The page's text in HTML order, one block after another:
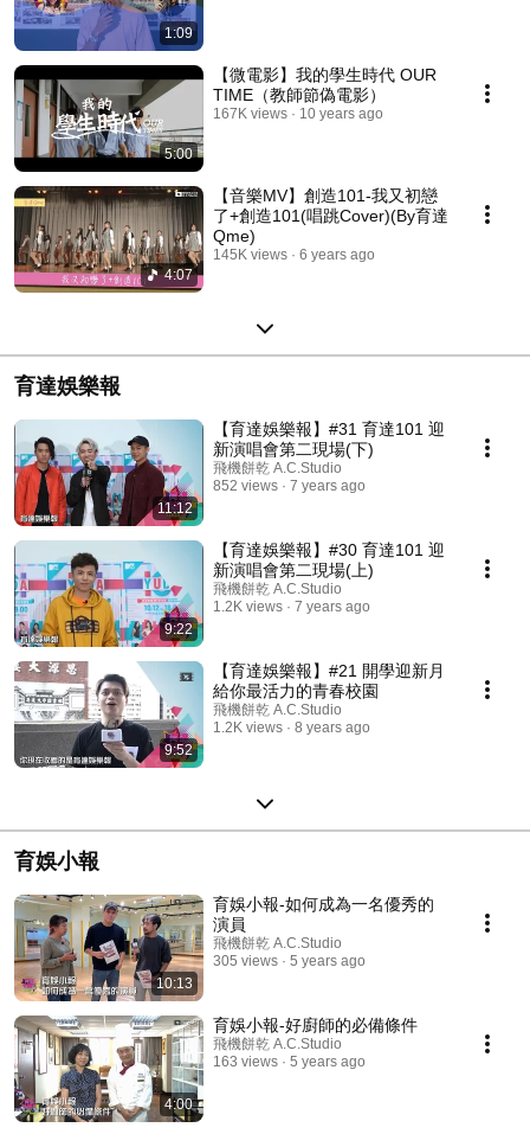
1:09
5:00
【微電影】我的學生時代 OUR
TIME（教師節偽電影）
167K views 10 years ago
4:07
【音樂MV】創造101-我又初戀
了+創造101(唱跳Cover)(By育達
Qme)
145K views 6 years ago
育達娛樂報
11:12
【育達娛樂報】#31 育達101 迎
新演唱會第二現場(下)
飛機餅乾 A.C.Studio
852 views
7 years ago
9:22
【育達娛樂報】#30 育達101 迎
新演唱會第二現場(上)
飛機餅乾 A.C.Studio
1.2K views
7 years ago
9:52
【育達娛樂報】#21 開學迎新月
給你最活力的青春校園
飛機餅乾 A.C.Studio
1.2K views
8 years ago
育娛小報
10:13
育娛小報-如何成為一名優秀的
演員
飛機餅乾 A.C.Studio
305 views
5 years ago
4:00
育娛小報-好廚師的必備條件
飛機餅乾 A.C.Studio
163 views
5 years ago